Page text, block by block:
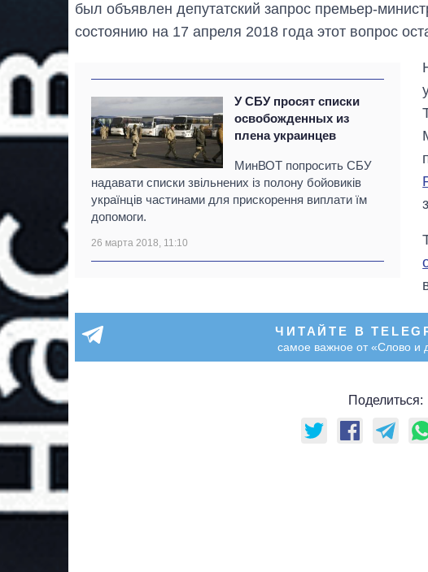
был объявлен депутатский запрос премьер-
состоянию на 17 апреля 2018 года этот вопрос
У СБУ просят списки
освобожденных из
плена украинцев
МинВОТ попросить СБУ
надавати списки звільнених із полону бойовиків
українців частинами для прискорення виплати їм
допомоги.
26 марта 2018, 11:10
ЧИТАЙТЕ В
самое важное от «Слово и
Поделиться: